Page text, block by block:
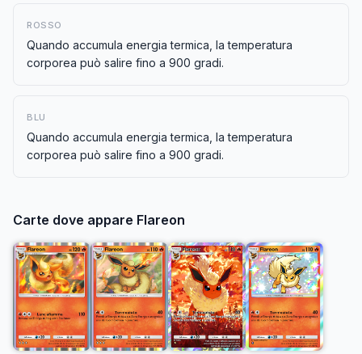
ROSSO
Quando accumula energia termica, la temperatura
corporea può salire fino a 900 gradi.
BLU
Quando accumula energia termica, la temperatura
corporea può salire fino a 900 gradi.
Carte dove appare Flareon